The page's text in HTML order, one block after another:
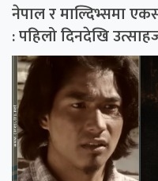
नेपाल र माल्दिभ्समा
: पहिलो दिनदेखि